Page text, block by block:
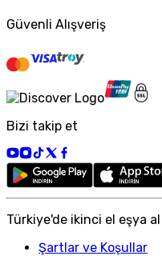
Güvenli Alışveriş
Bizi takip et
Türkiye'de ikinci el eşya
Şartlar ve Koşullar